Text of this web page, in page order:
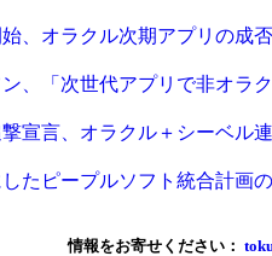
、オラクル次期アプリの成
、「次世代アプリで非オラ
宣言、オラクル＋シーベル
たピープルソフト統合計画
情報をお寄せください：